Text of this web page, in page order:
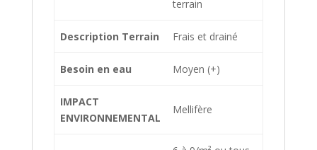
terrain
Description Terrain Frais et drainé
Besoin en eau Moyen (+)
IMPACT
ENVIRONNEMENTAL
Mellifère